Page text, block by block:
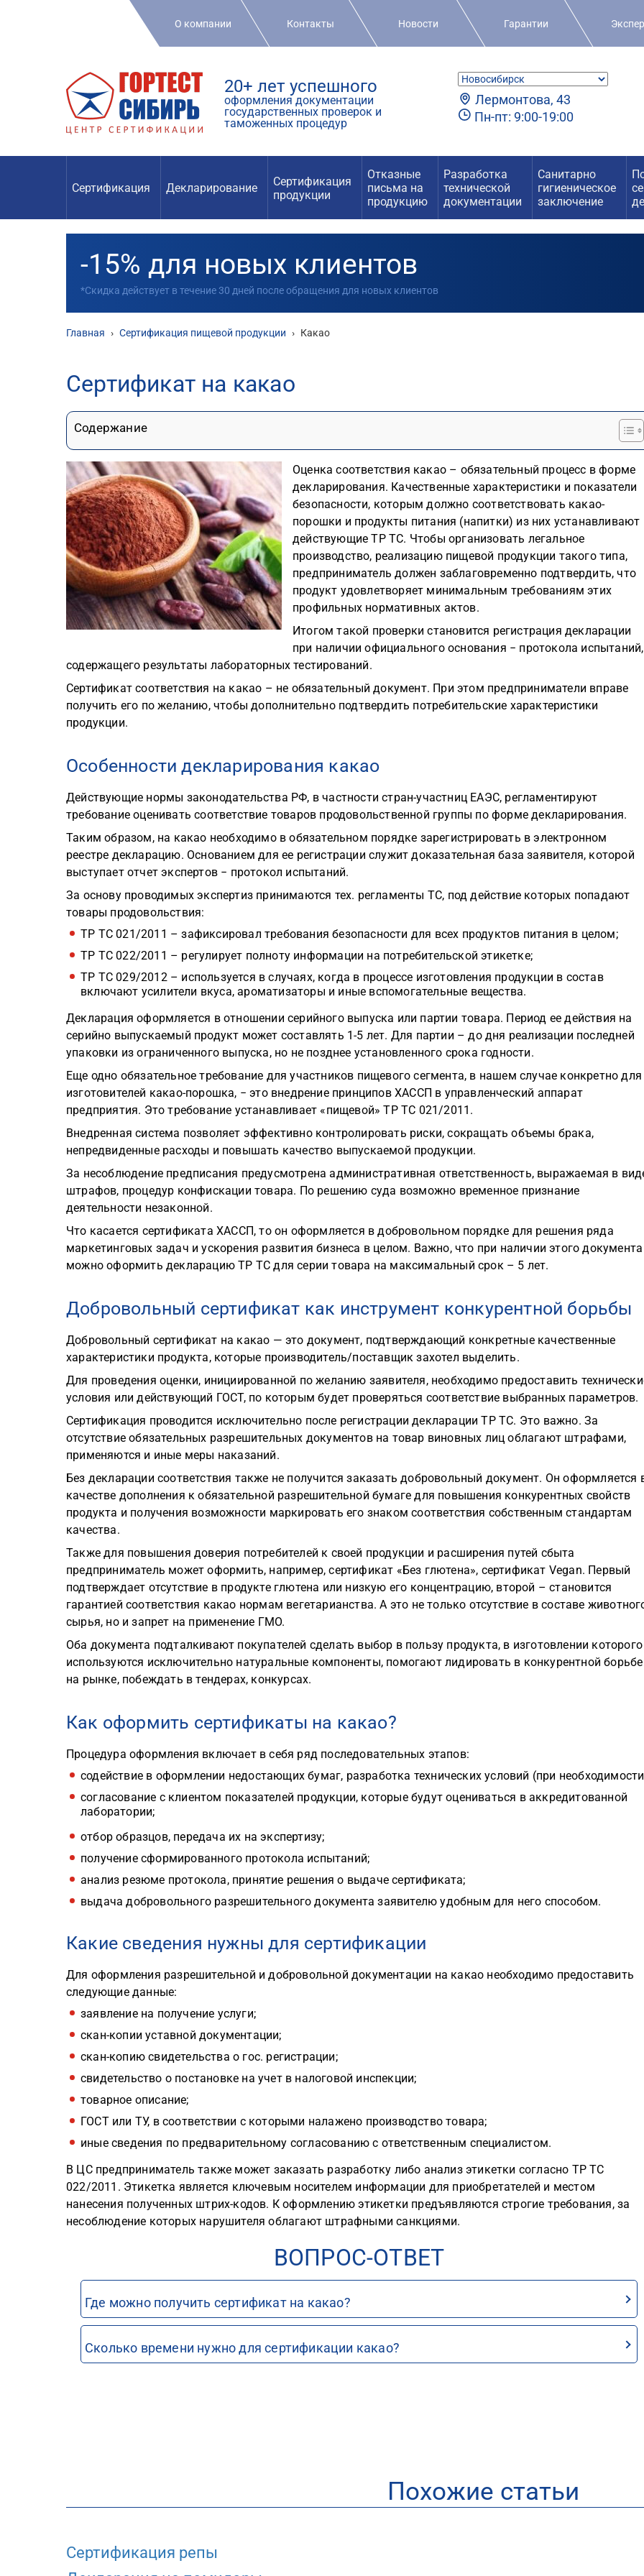
О компании Контакты Новости Гарантии
20+ лет успешного
оформления документации
государственных проверок и
таможенных процедур
Лермонтова, 43
Пн-пт: 9:00-19:00
Сертификация Декларирование
Сертификация
продукции
Отказные
письма на
продукцию
Разработка
технической
документации
Санитарно
гигиеническое
заключение
-15% для новых клиентов
*Скидка действует в течение 30 дней после обращения для новых клиентов
Главная › Сертификация пищевой продукции › Какао
Сертификат на какао
Содержание
Оценка соответствия какао – обязательный процесс в форме
декларирования. Качественные характеристики и показатели
безопасности, которым должно соответствовать какао-
порошки и продукты питания (напитки) из них устанавливают
действующие ТР ТС. Чтобы организовать легальное
производство, реализацию пищевой продукции такого типа,
предприниматель должен заблаговременно подтвердить, что
продукт удовлетворяет минимальным требованиям этих
профильных нормативных актов.
Итогом такой проверки становится регистрация декларации
при наличии официального основания − протокола испытаний,
содержащего результаты лабораторных тестирований.
Сертификат соответствия на какао – не обязательный документ. При этом предприниматели вправе
получить его по желанию, чтобы дополнительно подтвердить потребительские характеристики
продукции.
Особенности декларирования какао
Действующие нормы законодательства РФ, в частности стран-участниц ЕАЭС, регламентируют
требование оценивать соответствие товаров продовольственной группы по форме декларирования.
Таким образом, на какао необходимо в обязательном порядке зарегистрировать в электронном
реестре декларацию. Основанием для ее регистрации служит доказательная база заявителя, которой
выступает отчет экспертов − протокол испытаний.
За основу проводимых экспертиз принимаются тех. регламенты ТС, под действие которых попадают
товары продовольствия:
ТР ТС 021/2011 – зафиксировал требования безопасности для всех продуктов питания в целом;
ТР ТС 022/2011 – регулирует полноту информации на потребительской этикетке;
ТР ТС 029/2012 – используется в случаях, когда в процессе изготовления продукции в состав
включают усилители вкуса, ароматизаторы и иные вспомогательные вещества.
Декларация оформляется в отношении серийного выпуска или партии товара. Период ее действия на
серийно выпускаемый продукт может составлять 1-5 лет. Для партии – до дня реализации последней
упаковки из ограниченного выпуска, но не позднее установленного срока годности.
Еще одно обязательное требование для участников пищевого сегмента, в нашем случае конкретно для
изготовителей какао-порошка, − это внедрение принципов ХАССП в управленческий аппарат
предприятия. Это требование устанавливает «пищевой» ТР ТС 021/2011.
Внедренная система позволяет эффективно контролировать риски, сокращать объемы брака,
непредвиденные расходы и повышать качество выпускаемой продукции.
За несоблюдение предписания предусмотрена административная ответственность, выражаемая в
штрафов, процедур конфискации товара. По решению суда возможно временное признание
деятельности незаконной.
Что касается сертификата ХАССП, то он оформляется в добровольном порядке для решения ряда
маркетинговых задач и ускорения развития бизнеса в целом. Важно, что при наличии этого документа
можно оформить декларацию ТР ТС для серии товара на максимальный срок – 5 лет.
Добровольный сертификат как инструмент конкурентной борьбы
Добровольный сертификат на какао — это документ, подтверждающий конкретные качественные
характеристики продукта, которые производитель/поставщик захотел выделить.
Для проведения оценки, инициированной по желанию заявителя, необходимо предоставить
условия или действующий ГОСТ, по которым будет проверяться соответствие выбранных параметров.
Сертификация проводится исключительно после регистрации декларации ТР ТС. Это важно. За
отсутствие обязательных разрешительных документов на товар виновных лиц облагают штрафами,
применяются и иные меры наказаний.
Без декларации соответствия также не получится заказать добровольный документ. Он оформляется
качестве дополнения к обязательной разрешительной бумаге для повышения конкурентных свойств
продукта и получения возможности маркировать его знаком соответствия собственным стандартам
качества.
Также для повышения доверия потребителей к своей продукции и расширения путей сбыта
предприниматель может оформить, например, сертификат «Без глютена», сертификат Vegan. Первый
подтверждает отсутствие в продукте глютена или низкую его концентрацию, второй – становится
гарантией соответствия какао нормам вегетарианства. А это не только отсутствие в составе
сырья, но и запрет на применение ГМО.
Оба документа подталкивают покупателей сделать выбор в пользу продукта, в изготовлении которого
используются исключительно натуральные компоненты, помогают лидировать в конкурентной борьбе
на рынке, побеждать в тендерах, конкурсах.
Как оформить сертификаты на какао?
Процедура оформления включает в себя ряд последовательных этапов:
содействие в оформлении недостающих бумаг, разработка технических условий (при
согласование с клиентом показателей продукции, которые будут оцениваться в аккредитованной
лаборатории;
отбор образцов, передача их на экспертизу;
получение сформированного протокола испытаний;
анализ резюме протокола, принятие решения о выдаче сертификата;
выдача добровольного разрешительного документа заявителю удобным для него способом.
Какие сведения нужны для сертификации
Для оформления разрешительной и добровольной документации на какао необходимо предоставить
следующие данные:
заявление на получение услуги;
скан-копии уставной документации;
скан-копию свидетельства о гос. регистрации;
свидетельство о постановке на учет в налоговой инспекции;
товарное описание;
ГОСТ или ТУ, в соответствии с которыми налажено производство товара;
иные сведения по предварительному согласованию с ответственным специалистом.
В ЦС предприниматель также может заказать разработку либо анализ этикетки согласно ТР ТС
022/2011. Этикетка является ключевым носителем информации для приобретателей и местом
нанесения полученных штрих-кодов. К оформлению этикетки предъявляются строгие требования, за
несоблюдение которых нарушителя облагают штрафными санкциями.
ВОПРОС-ОТВЕТ
Где можно получить сертификат на какао?
Сколько времени нужно для сертификации какао?
Похожие статьи
Сертификация репы